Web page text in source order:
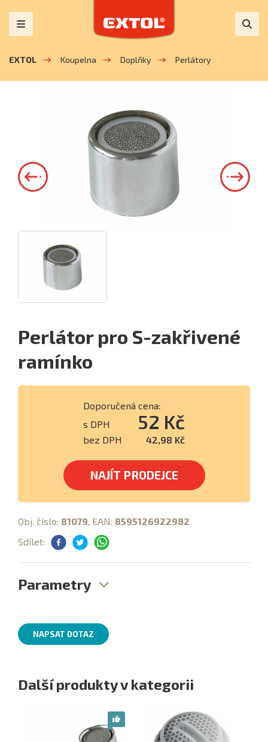
EXTOL Koupelna Doplňky Perlátory
Perlátor pro S-zakřivené
ramínko
Doporučená cena:
s DPH
52 Kč
bez DPH 42,98 Kč
NAJÍT PRODEJCE
Obj. číslo: 81079, EAN: 8595126922982
Sdílet:
Parametry
NAPSAT DOTAZ
Další produkty v kategorii